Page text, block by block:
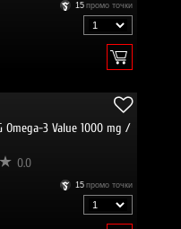
15 промо точки
Omega-3 Value 1000 mg /
0.0
15 промо точки